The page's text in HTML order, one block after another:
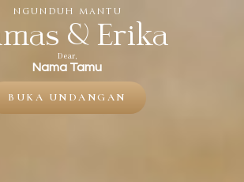
NGUNDUH MANTU
& Erika
Dear,
Nama Tamu
BUKA UNDANGAN